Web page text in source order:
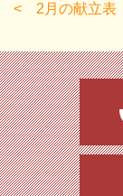
2月の献立表